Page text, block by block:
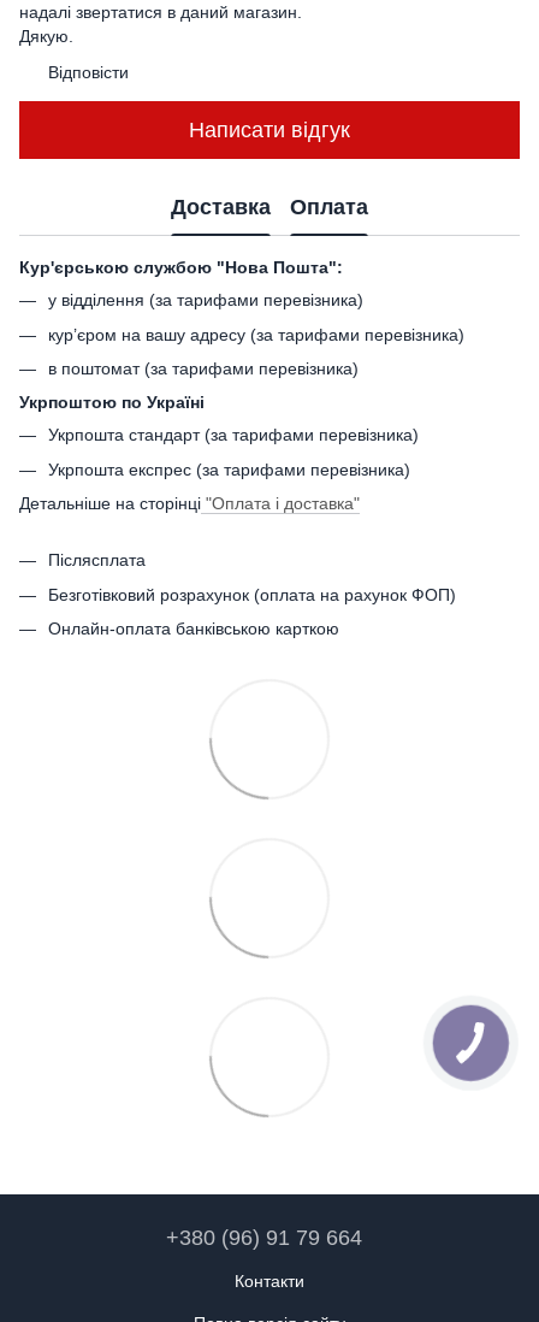
надалі звертатися в даний магазин.
Дякую.
Відповісти
Написати відгук
Доставка Оплата
Кур'єрською службою "Нова Пошта":
у відділення (за тарифами перевізника)
кур’єром на вашу адресу (за тарифами перевізника)
в поштомат (за тарифами перевізника)
Укрпоштою по Україні
Укрпошта стандарт (за тарифами перевізника)
Укрпошта експрес (за тарифами перевізника)
Детальніше на сторінці "Оплата і доставка"
Післясплата
Безготівковий розрахунок (оплата на рахунок ФОП)
Онлайн-оплата банківською карткою
+380 (96) 91 79 664
Контакти